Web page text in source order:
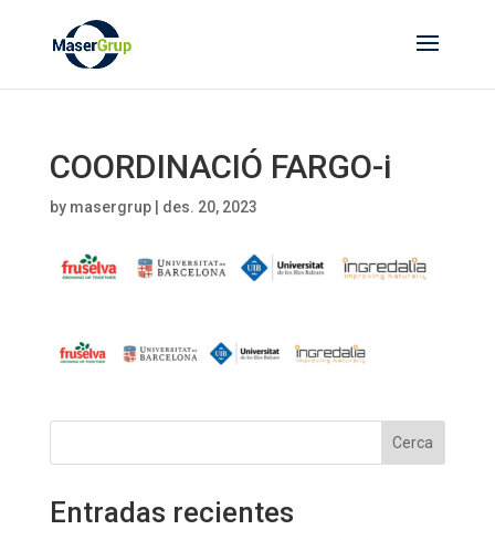
COORDINACIÓ FARGO-i
by masergrup| des. 20, 2023
Cerca
Entradas recientes